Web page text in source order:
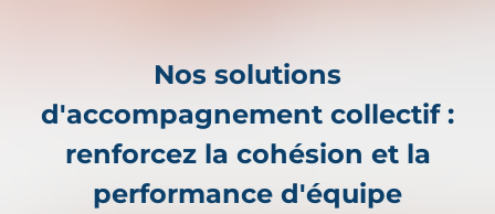
Nos solutions
d'accompagnement collectif :
renforcez la cohésion et la
performance d'équipe